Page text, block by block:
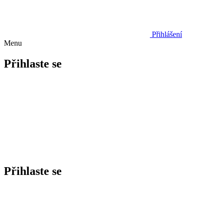
Přihlášení
Menu
Přihlaste se
Přihlaste se